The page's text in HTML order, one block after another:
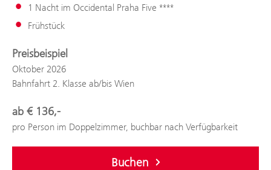
1 Nacht im Occidental Praha Five ****
Frühstück
Preisbeispiel
Oktober 2026
Bahnfahrt 2. Klasse ab/bis Wien
ab € 136,-
pro Person im Doppelzimmer, buchbar nach Verfügbarkeit
Buchen